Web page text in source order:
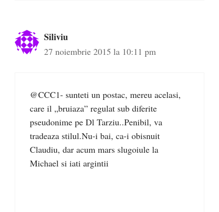
Siliviu
27 noiembrie 2015 la 10:11 pm
@CCC1- sunteti un postac, mereu acelasi,
care il „bruiaza” regulat sub diferite
pseudonime pe Dl Tarziu..Penibil, va
tradeaza stilul.Nu-i bai, ca-i obisnuit
Claudiu, dar acum mars slugoiule la
Michael si iati argintii